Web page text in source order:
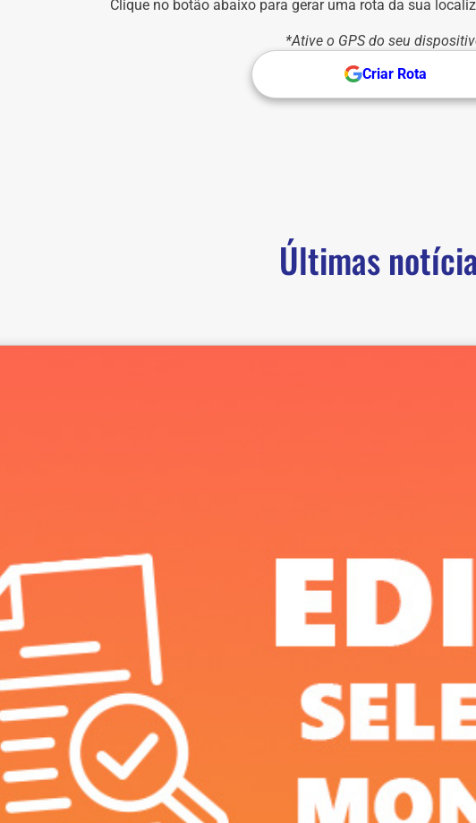
Clique no botão abaixo para gerar uma rota da sua
*Ative o GPS do seu
Criar Rota
Últimas